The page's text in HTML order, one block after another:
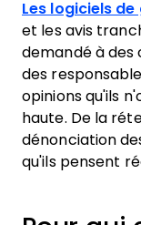
Les logiciels
et les avis
demandé à
des
opinions qu'ils
haute. De la
dénonciation
qu'ils pensent